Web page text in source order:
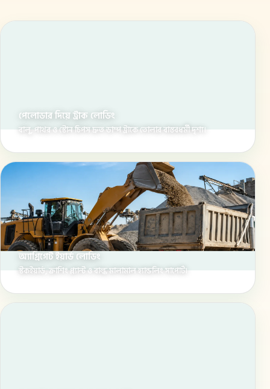
পেলোডার দিয়ে ট্রাক লোডিং
বালু, পাথর ও স্টোন চিপস দ্রুত ডাম্প ট্রাকে তোলার বাস্তবধর্মী দৃশ্য।
অ্যাগ্রিগেট ইয়ার্ড লোডিং
স্টকইয়ার্ড, ক্রাশিং প্ল্যান্ট ও বাল্ক মালামাল হ্যান্ডলিং সাপোর্ট।